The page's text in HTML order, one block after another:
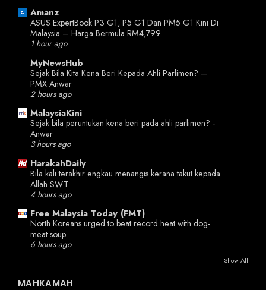
Amanz
ASUS ExpertBook P3 G1, P5 G1 Dan PM5 G1 Kini Di
Malaysia – Harga Bermula RM4,799
1 hour ago
MyNewsHub
Sejak Bila Kita Kena Beri Kepada Ahli Parlimen? –
PMX Anwar
2 hours ago
MalaysiaKini
Sejak bila peruntukan kena beri pada ahli parlimen? -
Anwar
3 hours ago
HarakahDaily
Bila kali terakhir engkau menangis kerana takut kepada
Allah SWT
4 hours ago
Free Malaysia Today (FMT)
North Koreans urged to beat record heat with dog-
meat soup
6 hours ago
Show All
MAHKAMAH